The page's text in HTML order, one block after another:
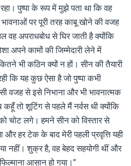
पुष्पा के रूप में मुझे पता था कि वह
पर पूरी तरह काबू खोने की वजह
वह अपराधबोध से घिर जाती है क्योंकि
अपने कामों की जिम्मेदारी लेने में
भी कठिन क्यों न हों। सीन की तैयारी
कि यह कुछ ऐसा है जो पुष्पा कभी
वजह से इसे निभाना और भी भावनात्मक
कहूँ तो शूटिंग से पहले मैं नर्वस थी क्योंकि
चोट लगे। हमने सीन को विस्तार से
और हर टेक के बाद मेरी पहली प्रवृत्ति यही
नहीं। शुक्र है, वह बेहद सहयोगी थीं और
आसान हो गया।”